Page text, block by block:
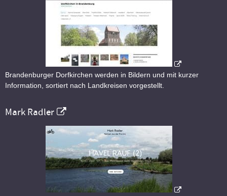
Brandenburger Dorfkirchen werden in Bildern und mit kurzer
Information, sortiert nach Landkreisen vorgestellt.
Mark Radler